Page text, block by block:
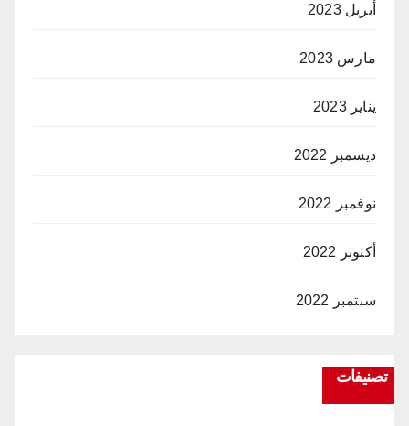
أبريل 2023
مارس 2023
يناير 2023
ديسمبر 2022
نوفمبر 2022
أكتوبر 2022
سبتمبر 2022
تصنيفات